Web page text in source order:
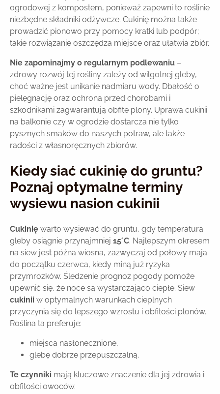
ogrodowej z kompostem, ponieważ zapewni to roślinie
niezbędne składniki odżywcze. Cukinię można także
prowadzić pionowo przy pomocy kratki lub podpór;
takie rozwiązanie oszczędza miejsce oraz ułatwia zbiór.
Nie zapominajmy o regularnym podlewaniu –
zdrowy rozwój tej rośliny zależy od wilgotnej gleby,
choć ważne jest unikanie nadmiaru wody. Dbałość o
pielęgnację oraz ochrona przed chorobami i
szkodnikami zagwarantują obfite plony. Uprawa cukinii
na balkonie czy w ogrodzie dostarcza nie tylko
pysznych smaków do naszych potraw, ale także
radości z własnoręcznych zbiorów.
Kiedy siać cukinię do gruntu?
Poznaj optymalne terminy
wysiewu nasion cukinii
Cukinię warto wysiewać do gruntu, gdy temperatura
gleby osiągnie przynajmniej 15°C. Najlepszym okresem
na siew jest późna wiosna, zazwyczaj od połowy maja
do początku czerwca, kiedy miną już ryzyka
przymrozków. Śledzenie prognoz pogody pomoże
upewnić się, że noce są wystarczająco ciepłe. Siew
cukinii w optymalnych warunkach cieplnych
przyczynia się do lepszego wzrostu i obfitości plonów.
Roślina ta preferuje:
miejsca nasłonecznione,
glebę dobrze przepuszczalną.
Te czynniki mają kluczowe znaczenie dla jej zdrowia i
obfitości owoców.